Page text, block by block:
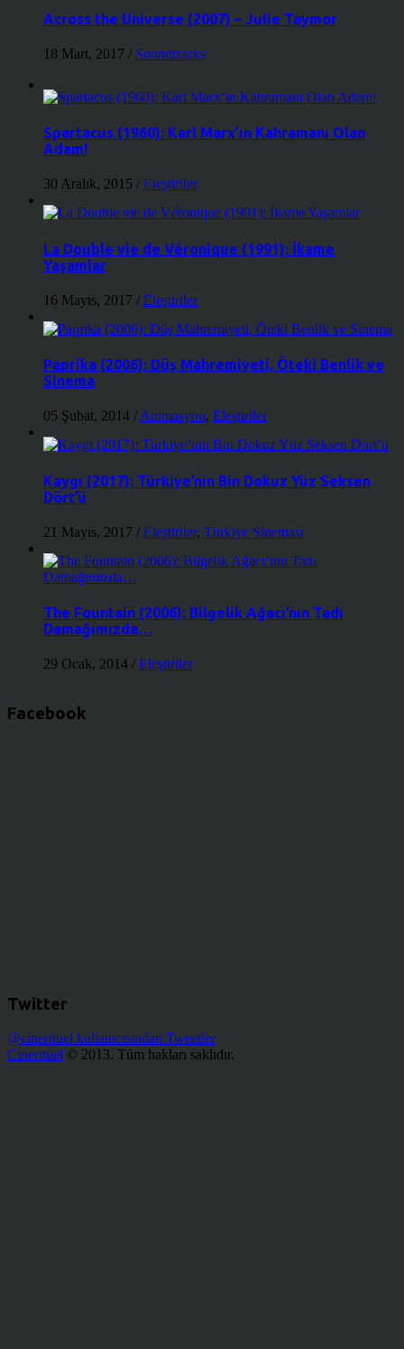
Across the Universe (2007) – Julie Taymor
18 Mart, 2017 / Soundtracks
Spartacus (1960): Karl Marx’ın Kahramanı Olan
Adam!
30 Aralık, 2015 / Eleştiriler
La Double vie de Véronique (1991): İkame
Yaşamlar
16 Mayıs, 2017 / Eleştiriler
Paprika (2006): Düş Mahremiyeti, Öteki Benlik ve
Sinema
05 Şubat, 2014 /Animasyon, Eleştiriler
Kaygı (2017): Türkiye’nin Bin Dokuz Yüz Seksen
Dört’ü
21 Mayıs, 2017 / Eleştiriler, Türkiye Sineması
The Fountain (2006): Bilgelik Ağacı’nın Tadı
Damağımızda…
29 Ocak, 2014 / Eleştiriler
Facebook
Twitter
@cinerituel kullanıcısından Tweetler
Cineritüel © 2013. Tüm hakları saklıdır.